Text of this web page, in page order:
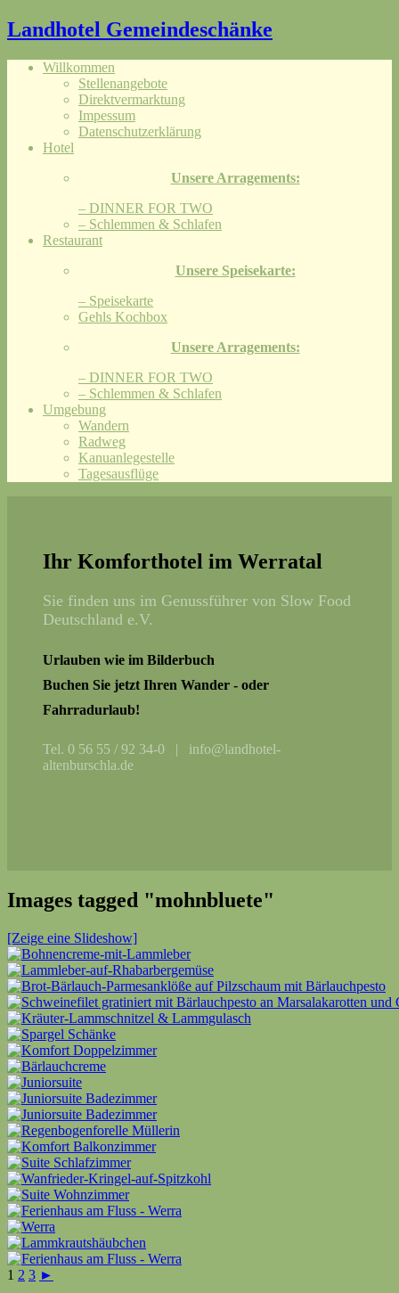
Landhotel Gemeindeschänke
Willkommen
Stellenangebote
Direktvermarktung
Impessum
Datenschutzerklärung
Hotel
Unsere Arragements:
– DINNER FOR TWO
– Schlemmen & Schlafen
Restaurant
Unsere Speisekarte:
– Speisekarte
Gehls Kochbox
Unsere Arragements:
– DINNER FOR TWO
– Schlemmen & Schlafen
Umgebung
Wandern
Radweg
Kanuanlegestelle
Tagesausflüge
Ihr Komforthotel im Werratal
Sie finden uns im Genussführer von Slow Food
Deutschland e.V.
Urlauben wie im Bilderbuch
Buchen Sie jetzt Ihren Wander - oder
Fahrradurlaub!
Tel. 0 56 55 / 92 34-0 | info@landhotel-
altenburschla.de
Images tagged "mohnbluete"
[Zeige eine Slideshow]
1 2 3 ►